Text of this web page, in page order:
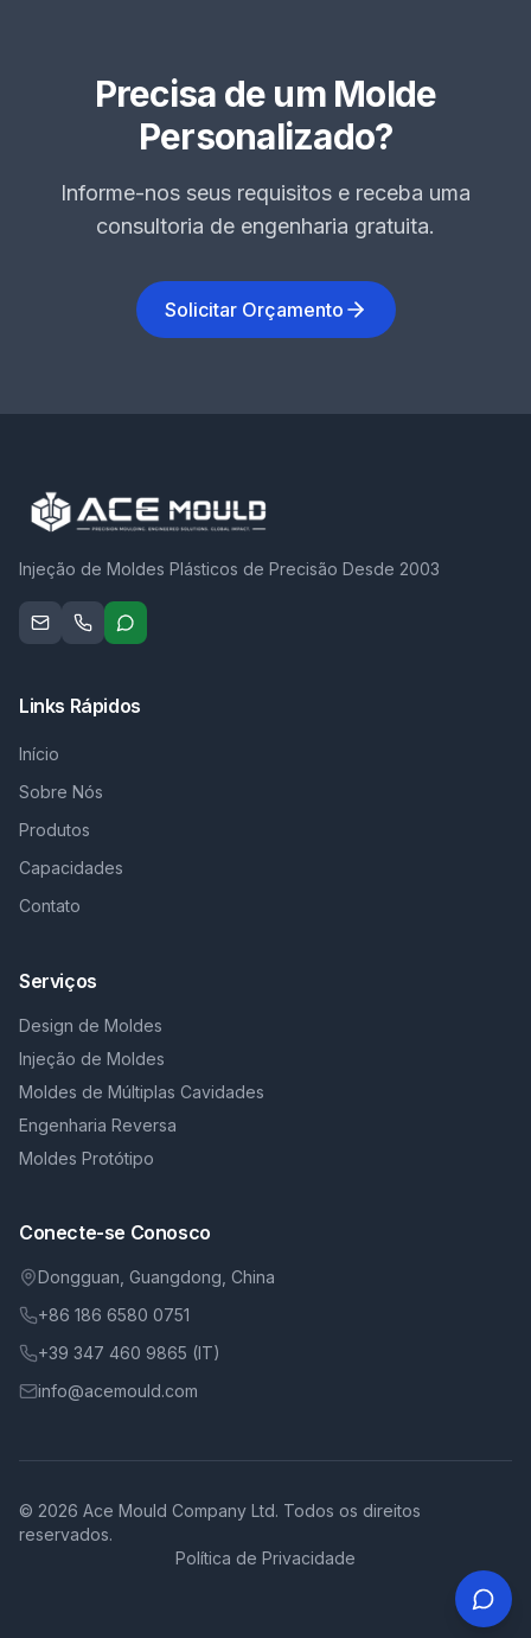
Precisa de um Molde
Personalizado?
Informe-nos seus requisitos e receba uma
consultoria de engenharia gratuita.
Solicitar Orçamento
Injeção de Moldes Plásticos de Precisão Desde 2003
Links Rápidos
Início
Sobre Nós
Produtos
Capacidades
Contato
Serviços
Design de Moldes
Injeção de Moldes
Moldes de Múltiplas Cavidades
Engenharia Reversa
Moldes Protótipo
Conecte-se Conosco
Dongguan, Guangdong, China
+86 186 6580 0751
+39 347 460 9865 (IT)
info@acemould.com
© 2026 Ace Mould Company Ltd. Todos os direitos
reservados.
Política de Privacidade